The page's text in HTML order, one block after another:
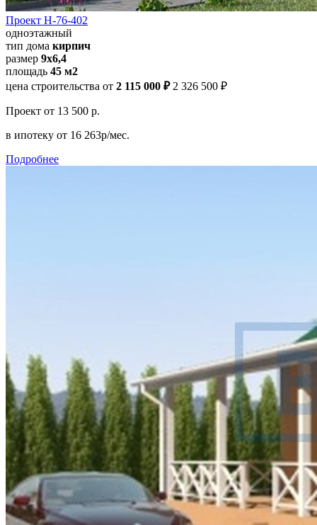
Проект Н-76-402
одноэтажный
тип дома кирпич
размер 9х6,4
площадь 45 м2
цена строительства от 2 115 000 ₽ 2 326 500 ₽
Проект от 13 500 р.
в ипотеку от 16 263р/мес.
Подробнее